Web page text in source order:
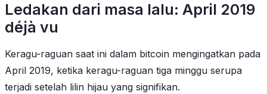
Ledakan dari masa lalu: April 2019
déjà vu
Keragu-raguan saat ini dalam bitcoin mengingatkan pada
April 2019, ketika keragu-raguan tiga minggu serupa
terjadi setelah lilin hijau yang signifikan.